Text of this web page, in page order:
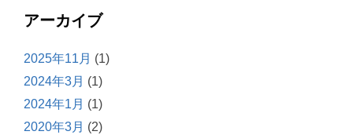
アーカイブ
2025年11月 (1)
2024年3月 (1)
2024年1月 (1)
2020年3月 (2)